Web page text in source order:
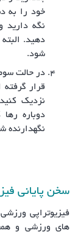
نگه دارید
دهید.
شود.
در حالت
قرار
دوباره
نگهدارنده
سخن پایانی
فیزیوتراپی
های ورزشی و